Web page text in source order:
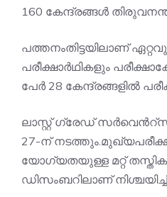
160 കേന്ദ്രങ്ങൾ
പത്തനംതിട്ടയിലാണ്
പരീക്ഷാർഥികളും
പേർ 28 കേന്ദ്രങ്ങളിൽ
ലാസ്റ്റ് ഗ്രേഡ്
27-ന്
യോഗ്യതയുള്ള മറ്റ്
ഡിസംബറിലാണ്